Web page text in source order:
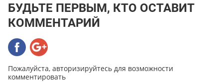
БУДЬТЕ ПЕРВЫМ, КТО ОСТАВИТ
КОММЕНТАРИЙ
Пожалуйста, авторизируйтесь для возможности
комментировать